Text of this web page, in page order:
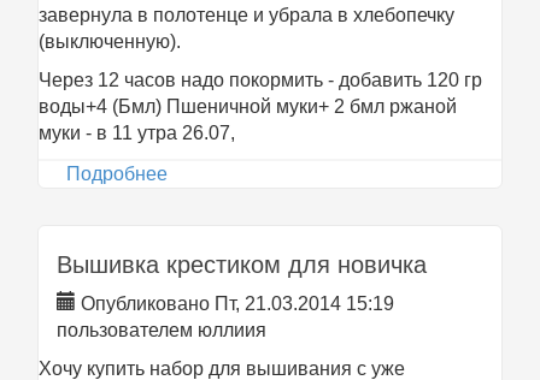
завернула в полотенце и убрала в хлебопечку
(выключенную).
Через 12 часов надо покормить - добавить 120 гр
воды+4 (Бмл) Пшеничной муки+ 2 бмл ржаной
муки - в 11 утра 26.07,
Подробнее
Вышивка крестиком для новичка
Опубликовано Пт, 21.03.2014 15:19
пользователем юллиия
Хочу купить набор для вышивания с уже